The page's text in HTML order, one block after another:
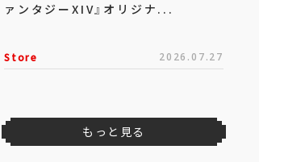
ァンタジーXIV』オリジナ...
Store 2026.07.27
もっと見る